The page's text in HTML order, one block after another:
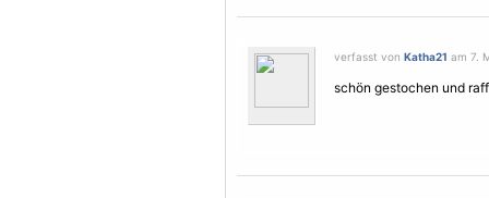
verfasst von Katha21 am 7.
schön gestochen und